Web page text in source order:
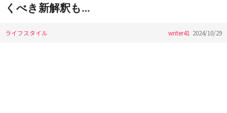
くべき新解釈も…
ライフスタイル writer41 2024/10/29